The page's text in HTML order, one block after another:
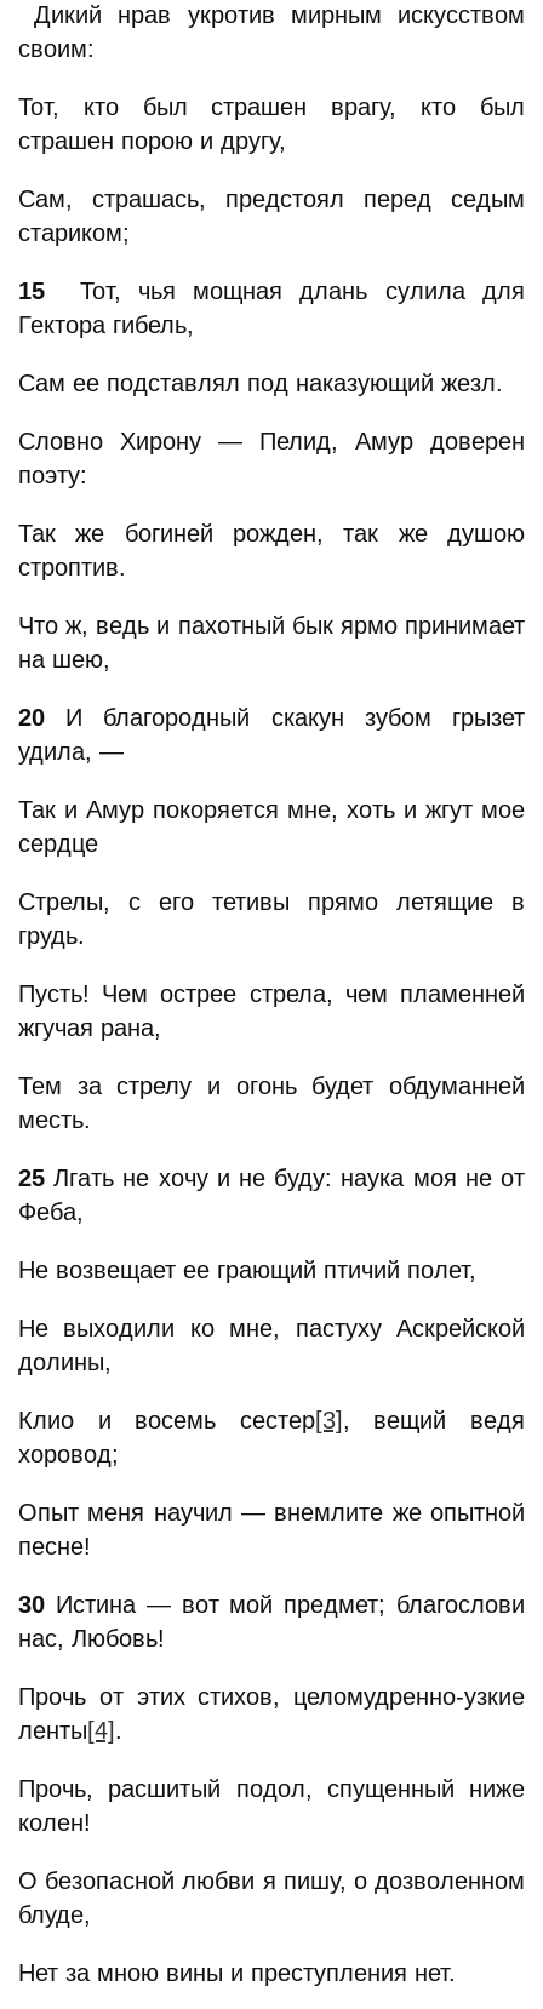
Дикий нрав укротив мирным искусством
своим:
Тот, кто был страшен врагу, кто был
страшен порою и другу,
Сам, страшась, предстоял перед седым
стариком;
15 Тот, чья мощная длань сулила для
Гектора гибель,
Сам ее подставлял под наказующий жезл.
Словно Хирону — Пелид, Амур доверен
поэту:
Так же богиней рожден, так же душою
строптив.
Что ж, ведь и пахотный бык ярмо принимает
на шею,
20 И благородный скакун зубом грызет
удила, —
Так и Амур покоряется мне, хоть и жгут мое
сердце
Стрелы, с его тетивы прямо летящие в
грудь.
Пусть! Чем острее стрела, чем пламенней
жгучая рана,
Тем за стрелу и огонь будет обдуманней
месть.
25 Лгать не хочу и не буду: наука моя не от
Феба,
Не возвещает ее грающий птичий полет,
Не выходили ко мне, пастуху Аскрейской
долины,
Клио и восемь сестер[3], вещий ведя
хоровод;
Опыт меня научил — внемлите же опытной
песне!
30 Истина — вот мой предмет; благослови
нас, Любовь!
Прочь от этих стихов, целомудренно-узкие
ленты[4].
Прочь, расшитый подол, спущенный ниже
колен!
О безопасной любви я пишу, о дозволенном
блуде,
Нет за мною вины и преступления нет.